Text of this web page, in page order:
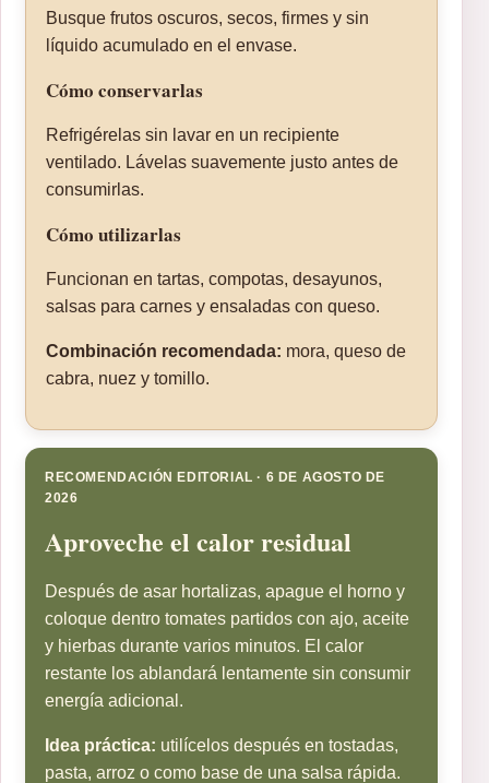
Busque frutos oscuros, secos, firmes y sin
líquido acumulado en el envase.
Cómo conservarlas
Refrigérelas sin lavar en un recipiente
ventilado. Lávelas suavemente justo antes de
consumirlas.
Cómo utilizarlas
Funcionan en tartas, compotas, desayunos,
salsas para carnes y ensaladas con queso.
Combinación recomendada: mora, queso de
cabra, nuez y tomillo.
RECOMENDACIÓN EDITORIAL · 6 DE AGOSTO DE
2026
Aproveche el calor residual
Después de asar hortalizas, apague el horno y
coloque dentro tomates partidos con ajo, aceite
y hierbas durante varios minutos. El calor
restante los ablandará lentamente sin consumir
energía adicional.
Idea práctica: utilícelos después en tostadas,
pasta, arroz o como base de una salsa rápida.